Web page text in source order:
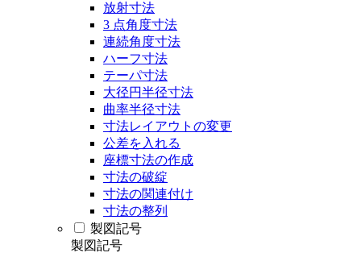
放射寸法
3 点角度寸法
連続角度寸法
ハーフ寸法
テーパ寸法
大径円半径寸法
曲率半径寸法
寸法レイアウトの変更
公差を入れる
座標寸法の作成
寸法の破綻
寸法の関連付け
寸法の整列
製図記号
製図記号